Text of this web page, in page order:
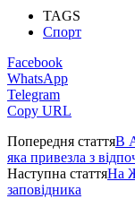
TAGS
Спорт
Facebook
WhatsApp
Telegram
Copy URL
Попередня статтяВ
яка привезла з
Наступна статтяНа
заповідника